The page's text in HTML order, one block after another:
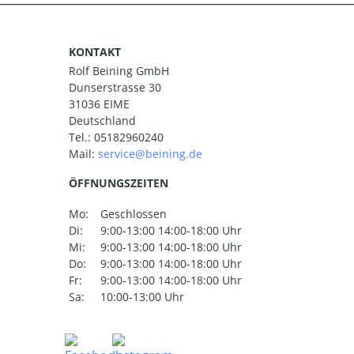
KONTAKT
Rolf Beining GmbH
Dunserstrasse 30
31036 EIME
Deutschland
Tel.: 05182960240
Mail:
ÖFFNUNGSZEITEN
Mo:
Geschlossen
Di:
9:00-13:00 14:00-18:00 Uhr
Mi:
9:00-13:00 14:00-18:00 Uhr
Do:
9:00-13:00 14:00-18:00 Uhr
Fr:
9:00-13:00 14:00-18:00 Uhr
Sa:
10:00-13:00 Uhr